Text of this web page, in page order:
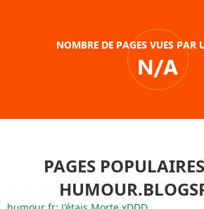
NOMBRE DE PAGES VUES PAR
N/A
PAGES